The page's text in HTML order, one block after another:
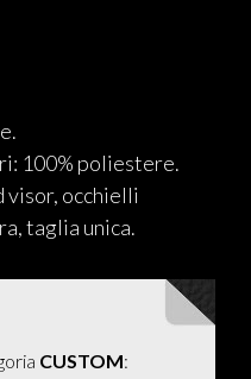
100% poliestere.
visor, occhielli
taglia unica.
CUSTOM: